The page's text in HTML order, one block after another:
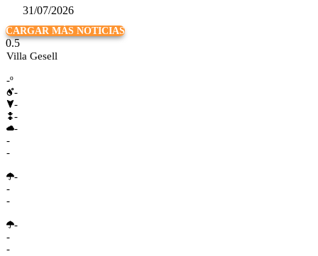
31/07/2026
CARGAR MÁS NOTICIAS
Villa Gesell
-º
-
-
-
-
-
-
-
-
-
-
-
-